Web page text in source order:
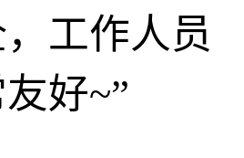
工作人员
好~”